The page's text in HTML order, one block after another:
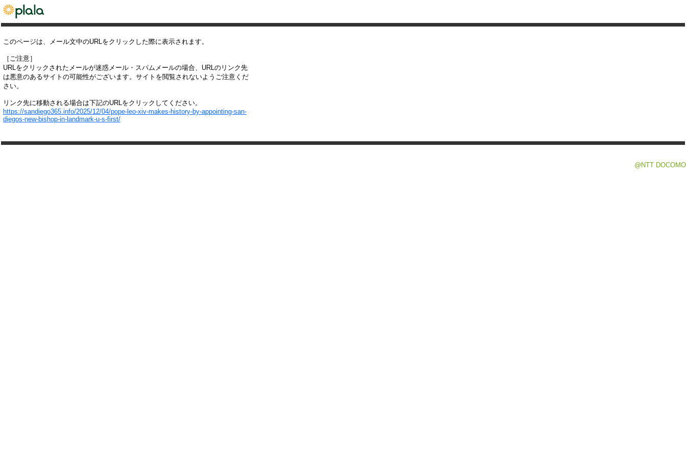
このページは、メール文中のURLをクリックした際に表示されます。
［ご注意］
URLをクリックされたメールが迷惑メール・スパムメールの場合、URLのリンク先
は悪意のあるサイトの可能性がございます。サイトを閲覧されないようご注意くだ
さい。
リンク先に移動される場合は下記のURLをクリックしてください。
https://sandiego365.info/2025/12/04/pope-leo-xiv-makes-history-by-appointing-san-
diegos-new-bishop-in-landmark-u-s-first/
@NTT DOCOMO